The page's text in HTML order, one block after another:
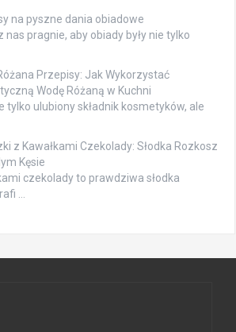
na pyszne dania obiadowe
nas pragnie, aby obiady były nie tylko
Przepisy: Jak Wykorzystać
Wodę Różaną w Kuchni
tylko ulubiony składnik kosmetyków, ale
z Kawałkami Czekolady: Słodka Rozkosz
Kęsie
czekolady to prawdziwa słodka
…